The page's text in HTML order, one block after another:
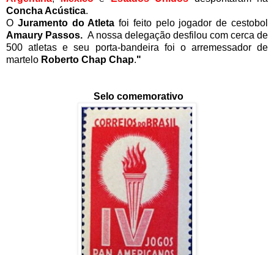
Concha Acústica.
O Juramento do Atletafoi feito pelo jogador de cestobol
Amaury Passos. A nossa delegação desfilou com cerca de
500 atletas e seu porta-bandeira foi o arremessador de
martelo Roberto Chap Chap."
Selo comemorativo